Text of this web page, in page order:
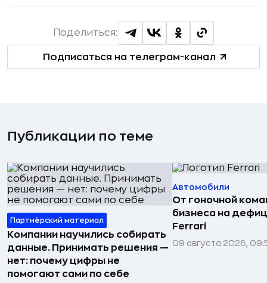
Подписаться на телеграм-канал
Поделиться:
Публикации по теме
Партнёрский материал
Компании научились собирать
данные. Принимать решения —
нет: почему цифры не
помогают сами по себе
Автомобили
От гоночной
бизнеса на
Ferrari
09 августа 2026,